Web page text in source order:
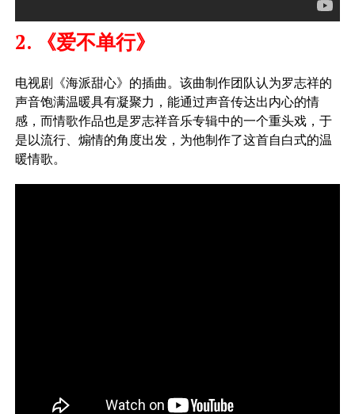
2. 《爱不单行》
电视剧《海派甜心》的插曲。该曲制作团队认为罗志祥的
声音饱满温暖具有凝聚力，能通过声音传达出内心的情
感，而情歌作品也是罗志祥音乐专辑中的一个重头戏，于
是以流行、煽情的角度出发，为他制作了这首自白式的温
暖情歌。